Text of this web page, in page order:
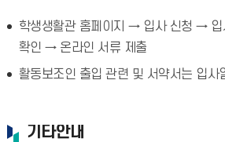
학생생활관 홈페이지 → 입사 신청 → 입
확인 → 온라인 서류 제출
활동보조인 출입 관련 및 서약서는 입사
기타안내